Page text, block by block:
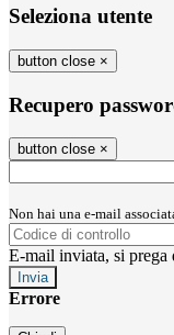
Seleziona utente
button close ×
Recupero
button close ×
Non hai una e-mail
E-mail inviata, si prega
Errore